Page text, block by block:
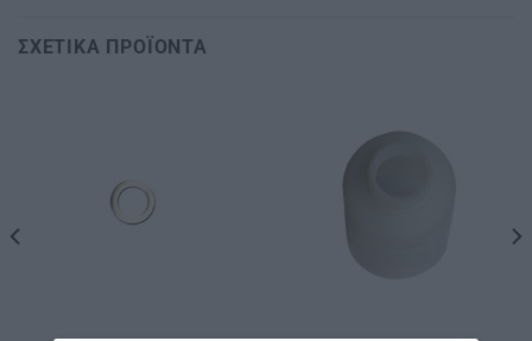
ΣΧΕΤΙΚΆ ΠΡΟΪΌΝΤΑ